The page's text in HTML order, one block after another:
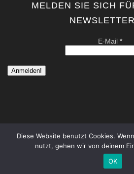
MELDEN SIE SICH
E-Mail*
copyright by kati von schwerin |
Diese Website benutzt Cookies.
nutzt, gehen wir von deinem
OK